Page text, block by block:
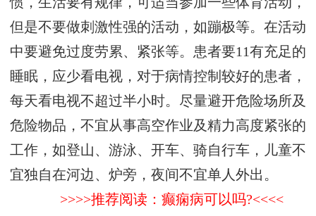
但是不要做刺激性强的活动，如蹦极等。在活动
中要避免过度劳累、紧张等。患者要11有充足的
睡眠，应少看电视，对于病情控制较好的患者，
每天看电视不超过半小时。尽量避开危险场所及
危险物品，不宜从事高空作业及精力高度紧张的
工作，如登山、游泳、开车、骑自行车，儿童不
宜独自在河边、炉旁，夜间不宜单人外出。
>>>>推荐阅读：癫痫病可以吗?<<<<